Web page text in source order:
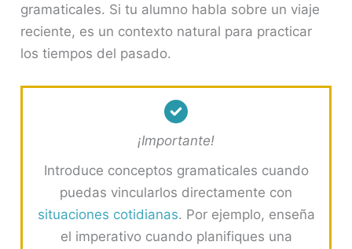
gramaticales. Si tu alumno habla sobre un viaje
reciente, es un contexto natural para practicar
los tiempos del pasado.
¡Importante!
Introduce conceptos gramaticales cuando
puedas vincularlos directamente con
situaciones cotidianas. Por ejemplo, enseña
el imperativo cuando planifiques una